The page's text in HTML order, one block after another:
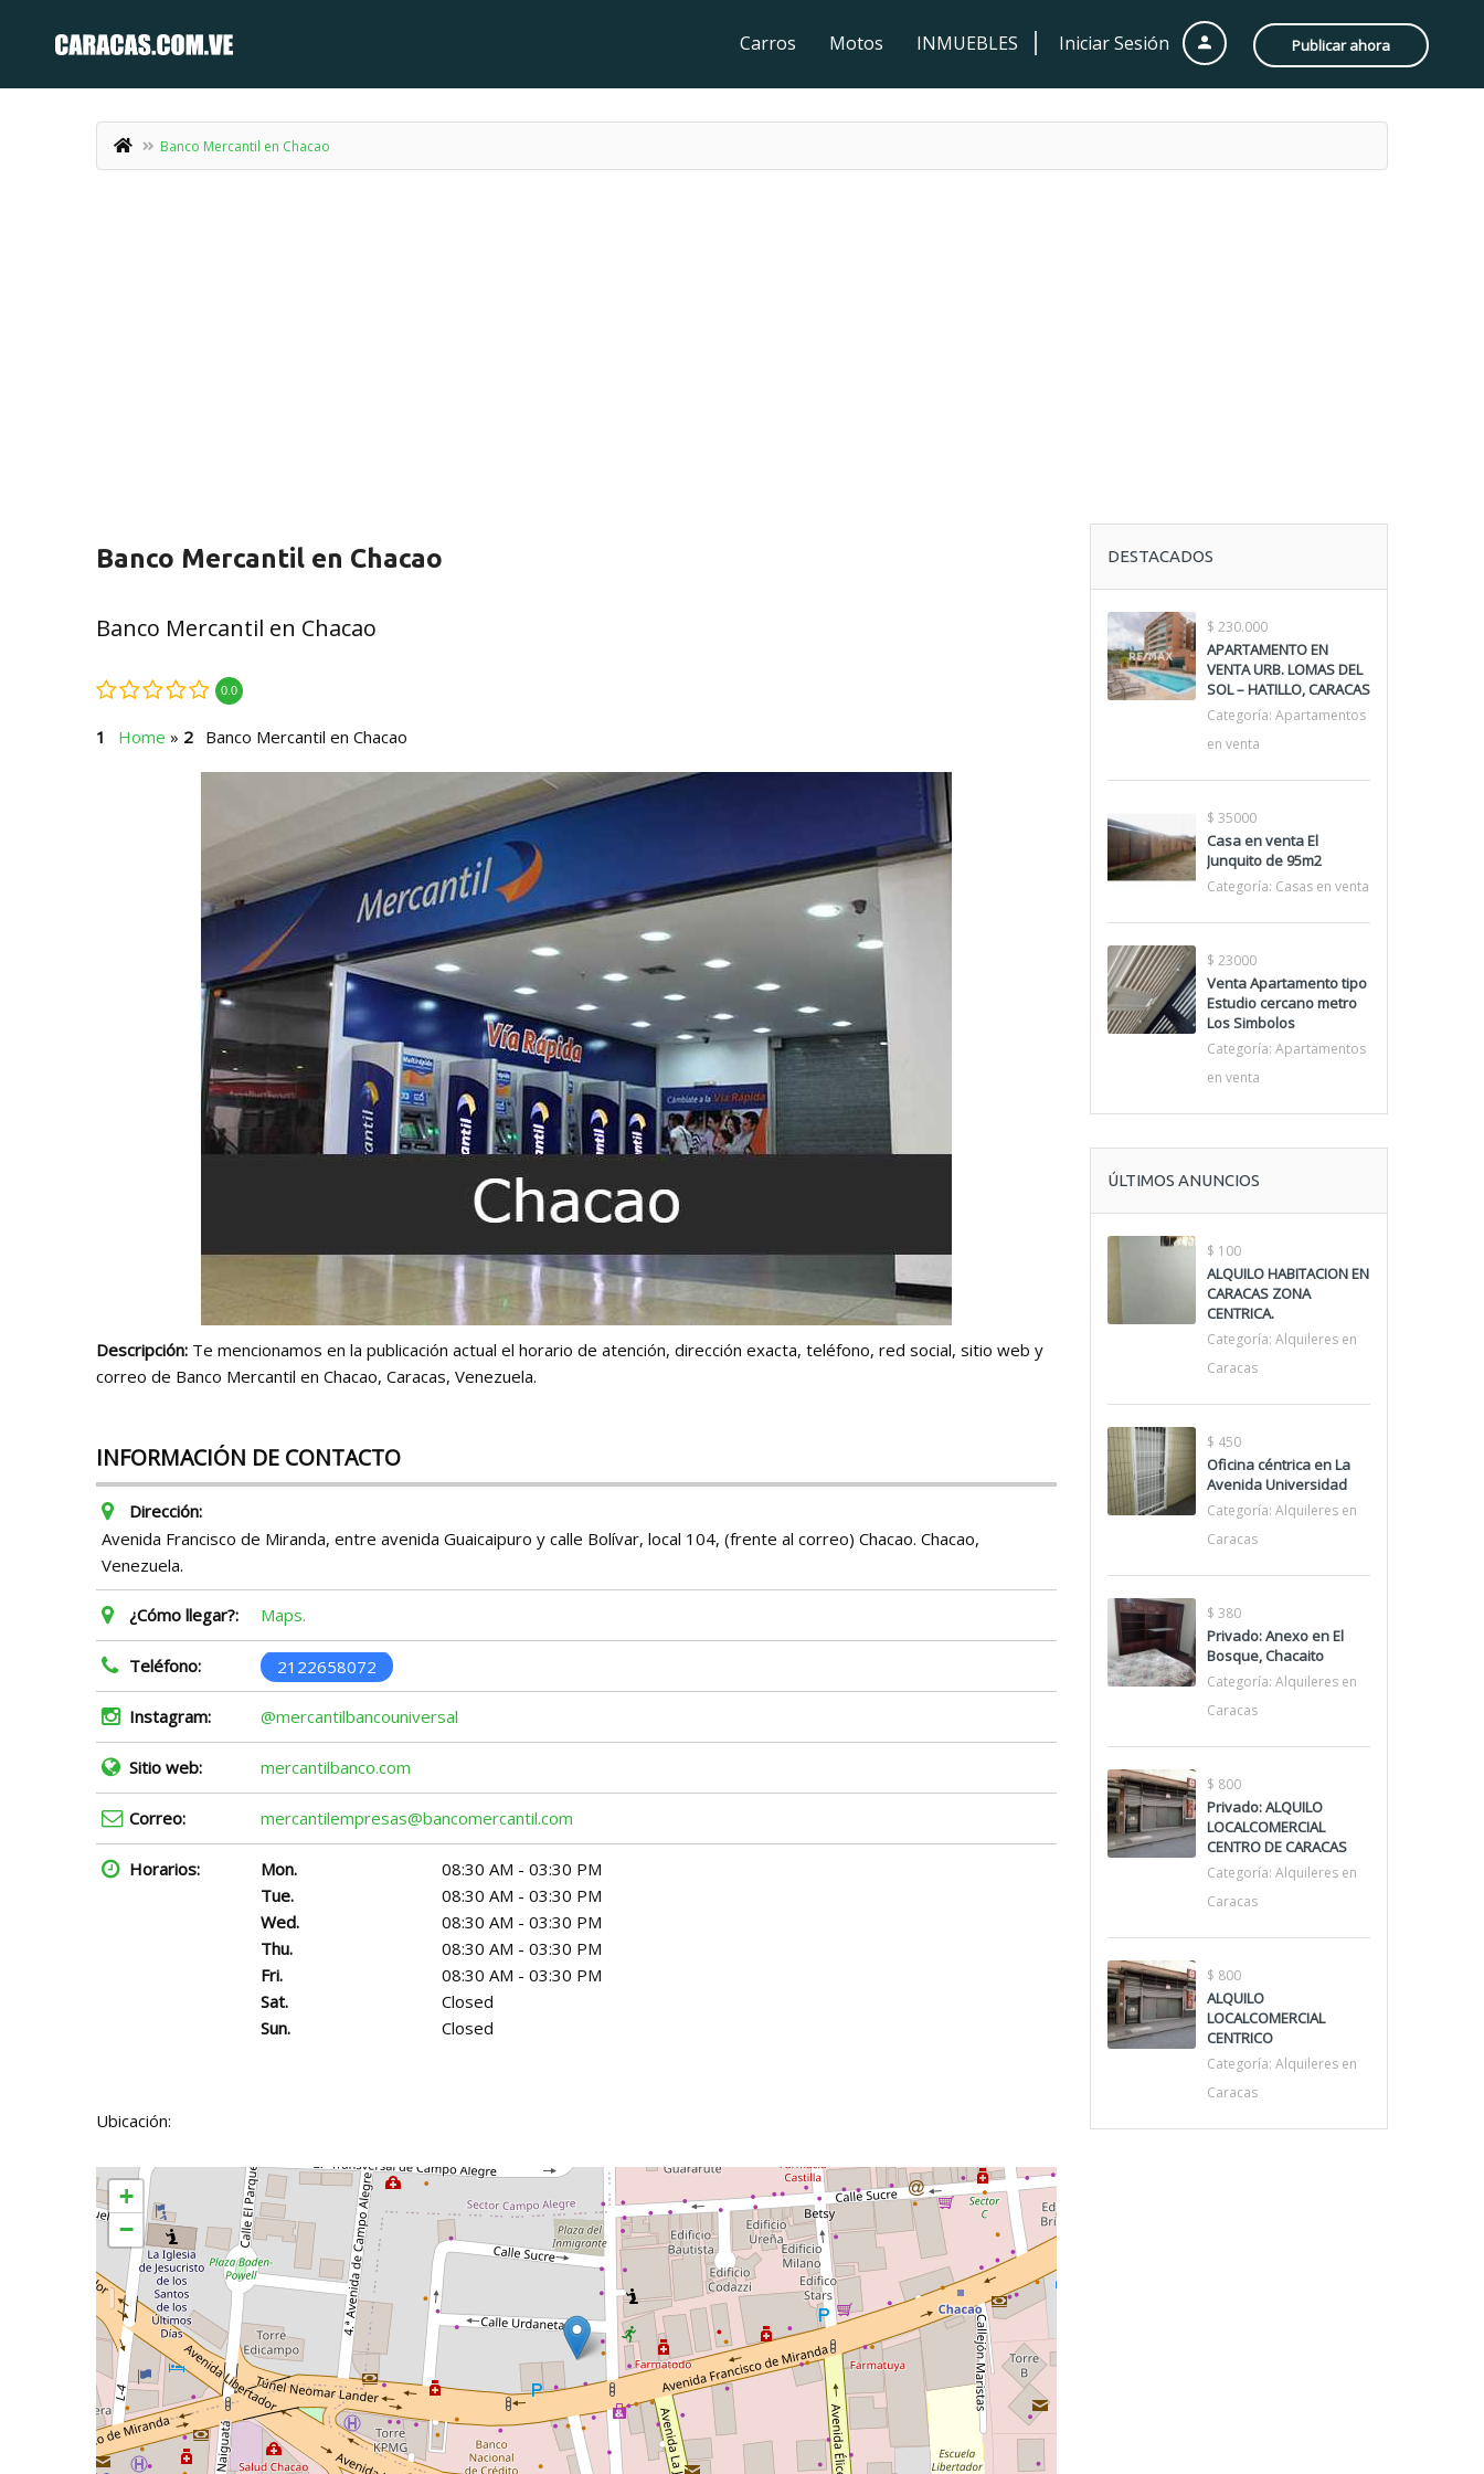
Iniciar Sesión Publicar ahora
Carros Motos INMUEBLES
Banco Mercantil en Chacao
Banco Mercantil en Chacao
Banco Mercantil en Chacao
0.0
Home » Banco Mercantil en Chacao
Descripción: Te mencionamos en la publicación actual el horario de atención, dirección exacta, teléfono, red social, sitio web y
correo de Banco Mercantil en Chacao, Caracas, Venezuela.
INFORMACIÓN DE CONTACTO
Dirección:
Avenida Francisco de Miranda, entre avenida Guaicaipuro y calle Bolívar, local 104, (frente al correo) Chacao. Chacao,
Venezuela.
¿Cómo llegar?: Maps.
Teléfono: 2122658072
Instagram: @mercantilbancouniversal
Sitio web: mercantilbanco.com
Correo: mercantilempresas@bancomercantil.com
Horarios: Mon.
08:30 AM - 03:30 PM
Tue.
08:30 AM - 03:30 PM
Wed.
08:30 AM - 03:30 PM
Thu.
08:30 AM - 03:30 PM
Fri.
08:30 AM - 03:30 PM
Sat.
Closed
Sun.
Closed
Ubicación:
+
−
DESTACADOS
$ 230.000
APARTAMENTO EN
VENTA URB. LOMAS DEL
SOL – HATILLO, CARACAS
Categoría: Apartamentos
en venta
$ 35000
Casa en venta El
Junquito de 95m2
Categoría: Casas en venta
$ 23000
Venta Apartamento tipo
Estudio cercano metro
Los Simbolos
Categoría: Apartamentos
en venta
ÚLTIMOS ANUNCIOS
$ 100
ALQUILO HABITACION EN
CARACAS ZONA
CENTRICA.
Categoría: Alquileres en
Caracas
$ 450
Oficina céntrica en La
Avenida Universidad
Categoría: Alquileres en
Caracas
$ 380
Privado: Anexo en El
Bosque, Chacaito
Categoría: Alquileres en
Caracas
$ 800
Privado: ALQUILO
LOCALCOMERCIAL
CENTRO DE CARACAS
Categoría: Alquileres en
Caracas
$ 800
ALQUILO
LOCALCOMERCIAL
CENTRICO
Categoría: Alquileres en
Caracas